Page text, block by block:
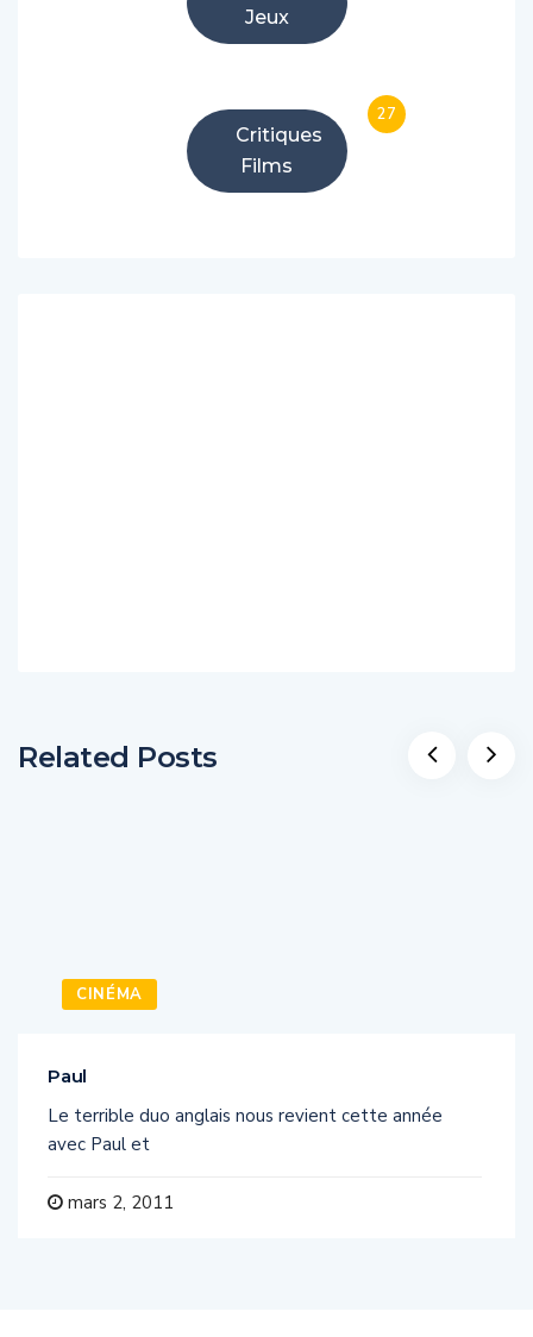
Jeux
Critiques
Films
27
Related Posts
CINÉMA
Paul
Le terrible duo anglais nous revient cette année
avec Paul et
mars 2, 2011